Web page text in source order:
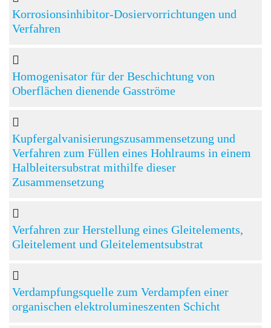
Korrosionsinhibitor-Dosiervorrichtungen und
Verfahren
Homogenisator für der Beschichtung von
Oberflächen dienende Gasströme
Kupfergalvanisierungszusammensetzung und
Verfahren zum Füllen eines Hohlraums in einem
Halbleitersubstrat mithilfe dieser
Zusammensetzung
Verfahren zur Herstellung eines Gleitelements,
Gleitelement und Gleitelementsubstrat
Verdampfungsquelle zum Verdampfen einer
organischen elektrolumineszenten Schicht